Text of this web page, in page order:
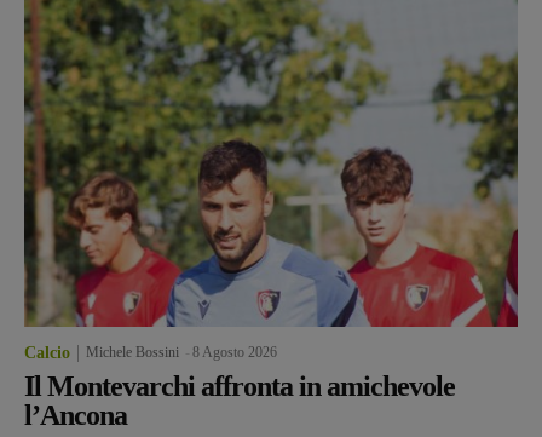
Calcio Michele Bossini 8 Agosto 2026
Il Montevarchi affronta in amichevole
l’Ancona